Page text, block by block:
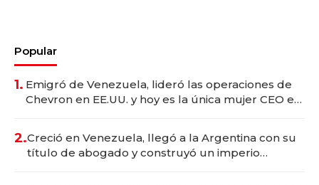
Popular
1. Emigró de Venezuela, lideró las operaciones de
Chevron en EE.UU. y hoy es la única mujer CEO en
2.Creció en Venezuela, llegó a la Argentina con su
título de abogado y construyó un imperio